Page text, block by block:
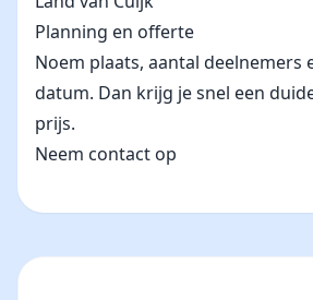
Planning en offerte
Noem plaats, aantal deelnemers
datum. Dan krijg je snel een
prijs.
Neem contact op